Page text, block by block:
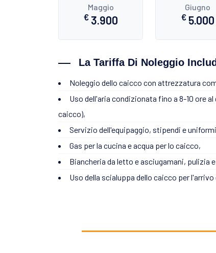
Maggio
€3.900
Giugno
€5.000
La Tariffa Di Noleggio
Noleggio dello caicco con attrezzatura
Uso dell'aria condizionata fino a 8-10 ore
caicco),
Servizio dell'equipaggio, stipendi e
Gas per la cucina e acqua per lo caicco,
Biancheria da letto e asciugamani, pulizia
Uso della scialuppa dello caicco per